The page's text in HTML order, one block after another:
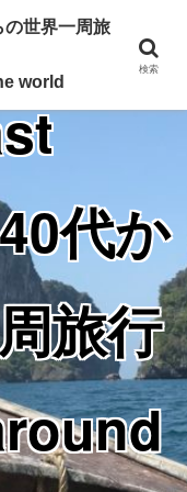
my 40's
代か
旅行
世界一周旅
world
検索